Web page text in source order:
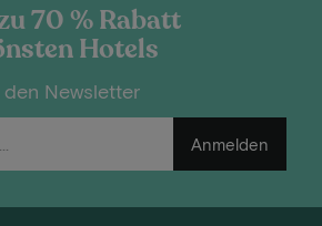
70 % Rabatt
Hotels
Newsletter
Anmelden